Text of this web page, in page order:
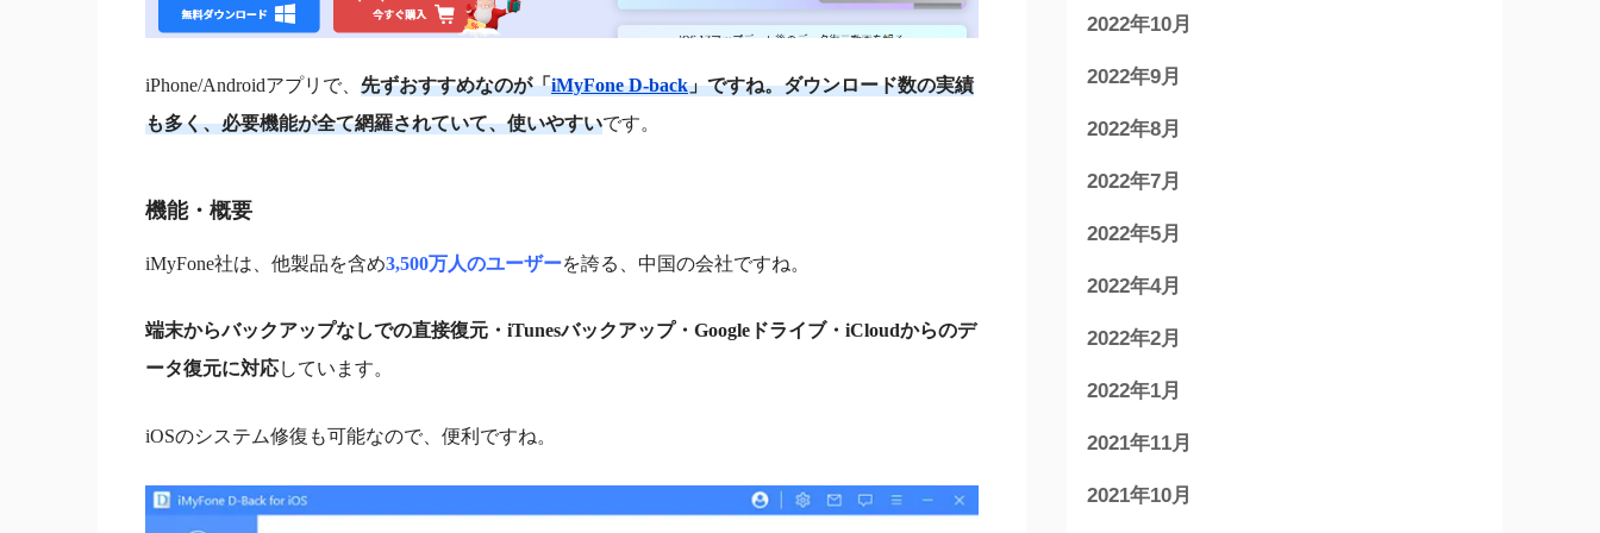
iPhone/Androidアプリで、 先ずおすすめなのが「iMyFone D-back」ですね。ダウンロード数の実績
も多く、必要機能が全て網羅されていて、使いやすいです。
機能・概要
iMyFone社は、他製品を含め3,500万人のユーザーを誇る、中国の会社ですね。
端末からバックアップなしでの直接復元・iTunesバックアップ・Googleドライブ・iCloudからのデ
ータ復元に対応しています。
iOSのシステム修復も可能なので、便利ですね。
2022年10月
2022年9月
2022年8月
2022年7月
2022年5月
2022年4月
2022年2月
2022年1月
2021年11月
2021年10月